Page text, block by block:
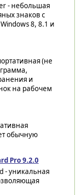
- небольшая
знаков с
8, 8.1 и
(не
и
на рабочем
обычную
Pro 9.2.0
- уникальная